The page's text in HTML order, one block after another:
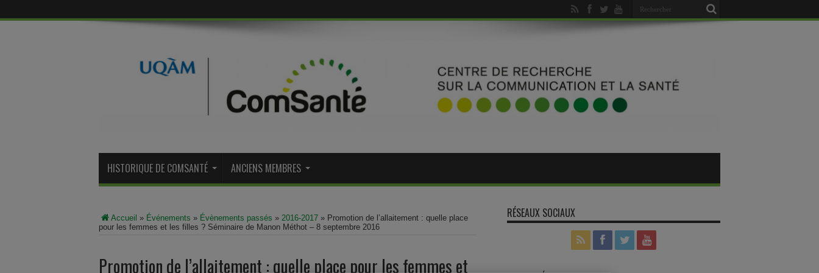
HISTORIQUE DE COMSANTÉ ANCIENS MEMBRES
Accueil » Événements » Évènements passés » 2016-2017 » Promotion de l’allaitement : quelle place
pour les femmes et les filles ? Séminaire de Manon Méthot – 8 septembre 2016
Promotion de l’allaitement : quelle place pour les femmes et
RÉSEAUX SOCIAUX